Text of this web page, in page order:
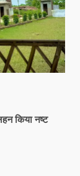
किया नष्ट